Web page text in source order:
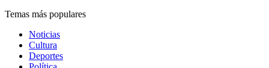
Temas más populares
Noticias
Cultura
Deportes